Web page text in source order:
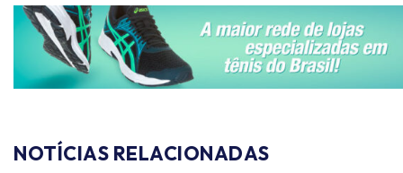
NOTÍCIAS RELACIONADAS